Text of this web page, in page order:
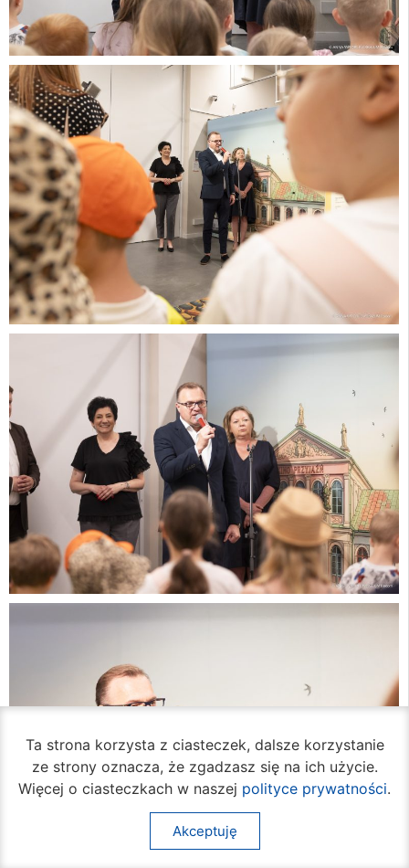
Ta strona korzysta z ciasteczek, dalsze korzystanie
ze strony oznacza, że zgadzasz się na ich użycie.
Więcej o ciasteczkach w naszej polityce prywatności.
Akceptuję